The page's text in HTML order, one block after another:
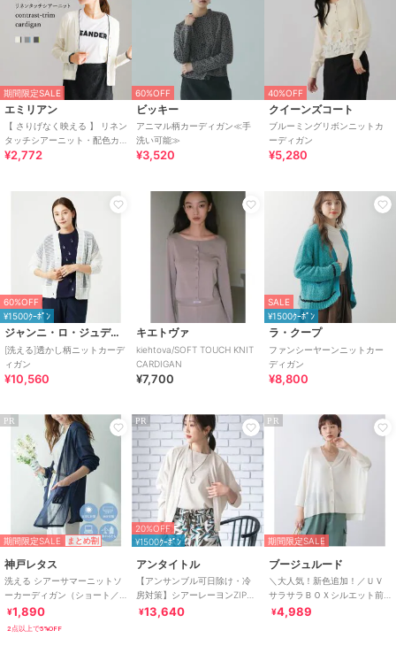
期間限定SALE
エミリアン
【 さりげなく映える 】 リネン
タッチシアーニット・配色カ
ーディガン
¥2,772
60%OFF
ビッキー
アニマル柄カーディガン≪手
洗い可能≫
¥3,520
40%OFF
クイーンズコート
ブルーミングリボンニットカ
ーディガン
¥5,280
60%OFF
¥1500ｸｰﾎﾟﾝ
ジャンニ・ロ・ジュディチェ
[洗える]透かし柄ニットカーデ
ィガン
¥10,560
キエトヴァ
kiehtova/SOFT TOUCH KNIT
CARDIGAN
¥7,700
SALE
¥1500ｸｰﾎﾟﾝ
ラ・クープ
ファンシーヤーンニットカー
ディガン
¥8,800
PR
期間限定SALE まとめ割
神戸レタス
洗える シアーサマーニットソ
ーカーディガン（ショート／
ミディアム／ロング）
[C3703]
¥1,890
2点以上で5%OFF
PR
20%OFF
¥1500ｸｰﾎﾟﾝ
アンタイトル
【アンサンブル可日除け・冷
房対策】シアーレーヨンZIPカ
ーディガン
¥13,640
PR
期間限定SALE
ブージュルード
＼大人気！新色追加！／ＵＶ
サラサラＢＯＸシルエット前
後差カーディガン
¥4,989